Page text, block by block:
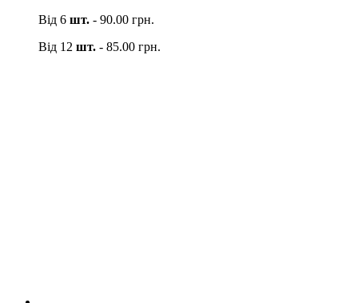
Від 6 шт. - 90.00 грн.
Від 12 шт. - 85.00 грн.